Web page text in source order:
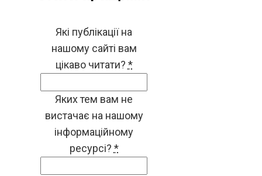
Які публікації на
нашому сайті вам
цікаво читати? *
Яких тем вам не
вистачає на нашому
інформаційному
ресурсі? *